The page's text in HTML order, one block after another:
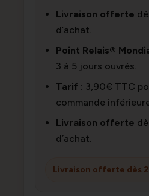
Livraison offerte
d’achat.
Point Relais®
3 à 5 jours ouvrés.
Tarif : 3,90€ TTC
commande
Livraison offerte
d’achat.
Livraison offerte dès